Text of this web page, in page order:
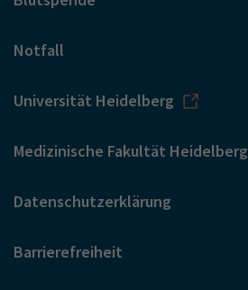
Notfall
Universität Heidelberg
Medizinische Fakultät Heidelberg
Datenschutzerklärung
Barrierefreiheit